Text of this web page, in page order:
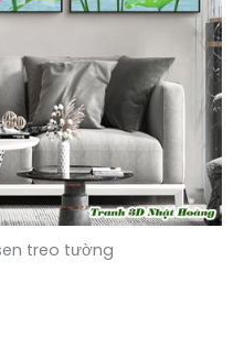
treo tường